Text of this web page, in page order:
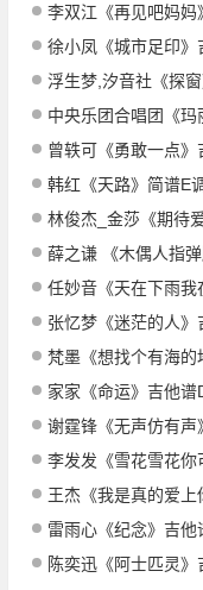
李双江《再见吧妈
徐小凤《城市足印
浮生梦,汐音社《探
中央乐团合唱团《
曾轶可《勇敢一点
韩红《天路》简谱E
林俊杰_金莎《期待
薛之谦 《木偶人指
任妙音《天在下雨
张忆梦《迷茫的人
梵墨《想找个有海的
家家《命运》吉他谱
谢霆锋《无声仿有
李发发《雪花雪花
王杰《我是真的爱
雷雨心《纪念》吉
陈奕迅《阿士匹灵